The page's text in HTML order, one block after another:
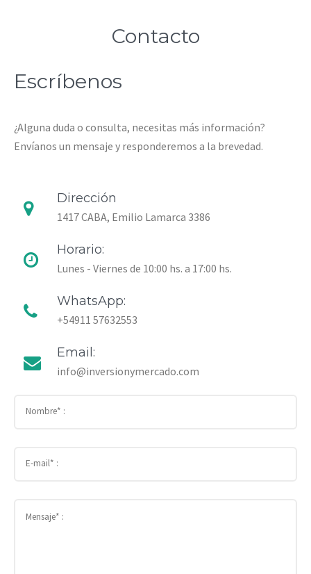
Contacto
Escríbenos
¿Alguna duda o consulta, necesitas más información?
Envíanos un mensaje y responderemos a la brevedad.
Dirección
1417 CABA, Emilio Lamarca 3386
Horario:
Lunes - Viernes de 10:00 hs. a 17:00 hs.
WhatsApp:
+54911 57632553
Email:
info@inversionymercado.com